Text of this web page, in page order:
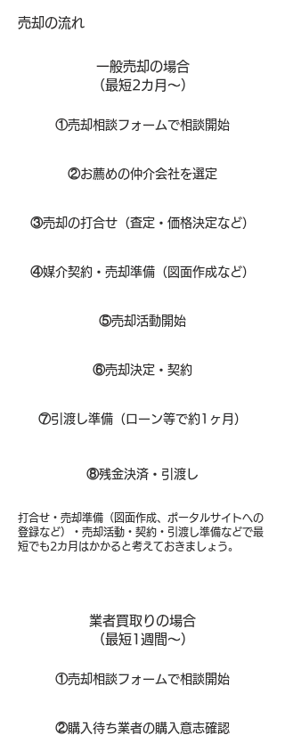
​売却の流れ
一般売却の場合
​（最短2カ月～）
①​売却相談フォームで相談開始
②お薦めの仲介会社を選定
③売却の打合せ（査定・価格決定など）
④媒介契約・売却準備（図面作成など）
⑤売却活動開始
⑥売却決定・契約
⑦引渡し準備（ローン等で約1ヶ月）
打合せ・売却準備（図面作成、ポータルサイトへの
登録など）・売却活動・契約・引渡し準備などで最
短でも2カ月はかかると考えておきましょう。
⑧​残金決済・引渡し
業者買取りの場合
（​最短1週間～）
①​売却相談フォームで相談開始
②購入待ち業者の購入意志確認